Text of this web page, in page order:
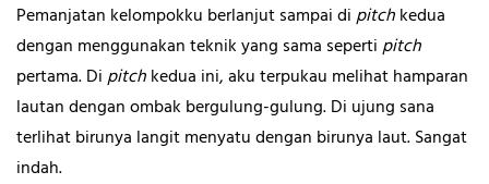
Pemanjatan kelompokku berlanjut sampai dipitchkedua
dengan menggunakan teknik yang sama sepertipitch
pertama. Dipitchkedua ini, aku terpukau melihat hamparan
lautan dengan ombak bergulung-gulung. Di ujung sana
terlihat birunya langit menyatu dengan birunya laut. Sangat
indah.